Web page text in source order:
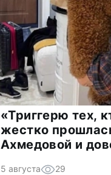
«Триггерю тех,
жестко
Ахмедовой и
5 августа 29